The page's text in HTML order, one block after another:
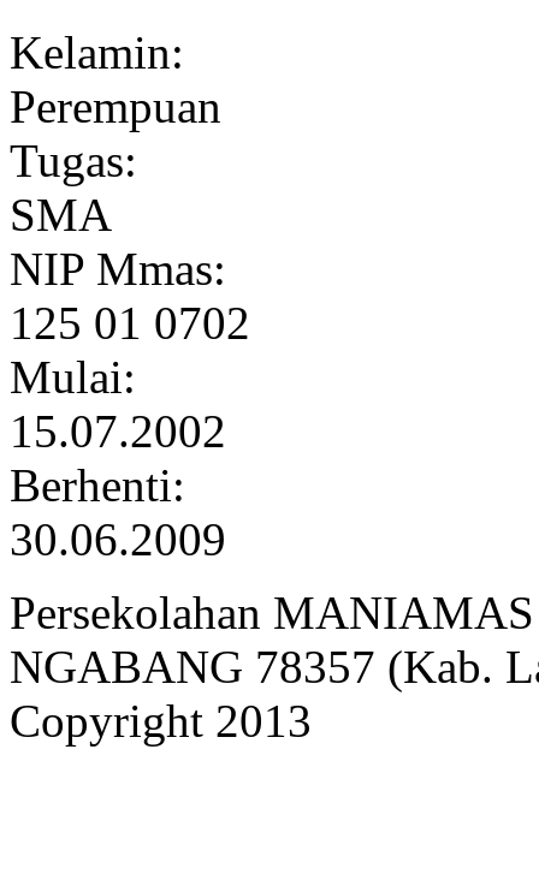
Kelamin:
Perempuan
Tugas:
SMA
NIP Mmas:
125 01 0702
Mulai:
15.07.2002
Berhenti:
30.06.2009
Persekolahan
NGABANG 78357 (Kab.
Copyright 2013